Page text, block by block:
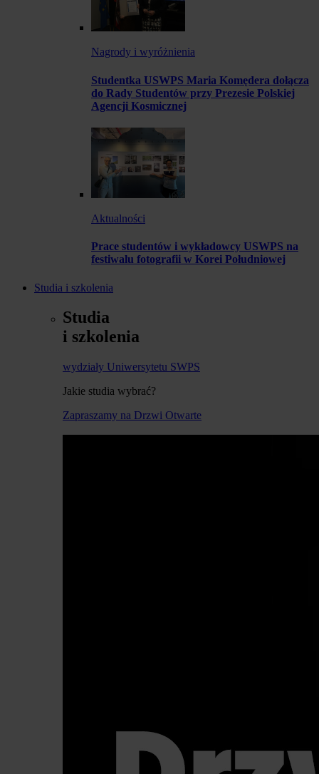
Nagrody i wyróżnienia
Studentka USWPS Maria Komędera dołącza
do Rady Studentów przy Prezesie Polskiej
Agencji Kosmicznej
Aktualności
Prace studentów i wykładowcy USWPS na
festiwalu fotografii w Korei Południowej
Studia i szkolenia
Studia
i szkolenia
wydziały Uniwersytetu SWPS
Jakie studia wybrać?
Zapraszamy na Drzwi Otwarte